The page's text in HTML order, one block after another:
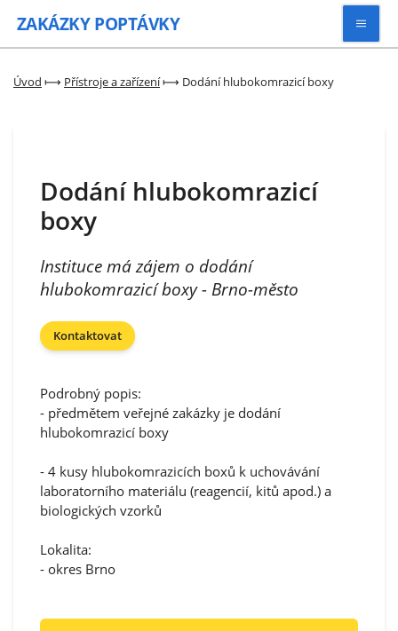
ZAKÁZKY POPTÁVKY
Vyhledávat
Kategorie
Úvod ⟼ Přístroje a zařízení⟼ Dodání hlubokomrazicí boxy
Dodání hlubokomrazicí
boxy
Instituce má zájem o dodání
hlubokomrazicí boxy - Brno-město
Kontaktovat
Podrobný popis:
- předmětem veřejné zakázky je dodání
hlubokomrazicí boxy
- 4 kusy hlubokomrazicích boxů k uchovávání
laboratorního materiálu (reagencií, kitů apod.) a
biologických vzorků
Lokalita:
- okres Brno